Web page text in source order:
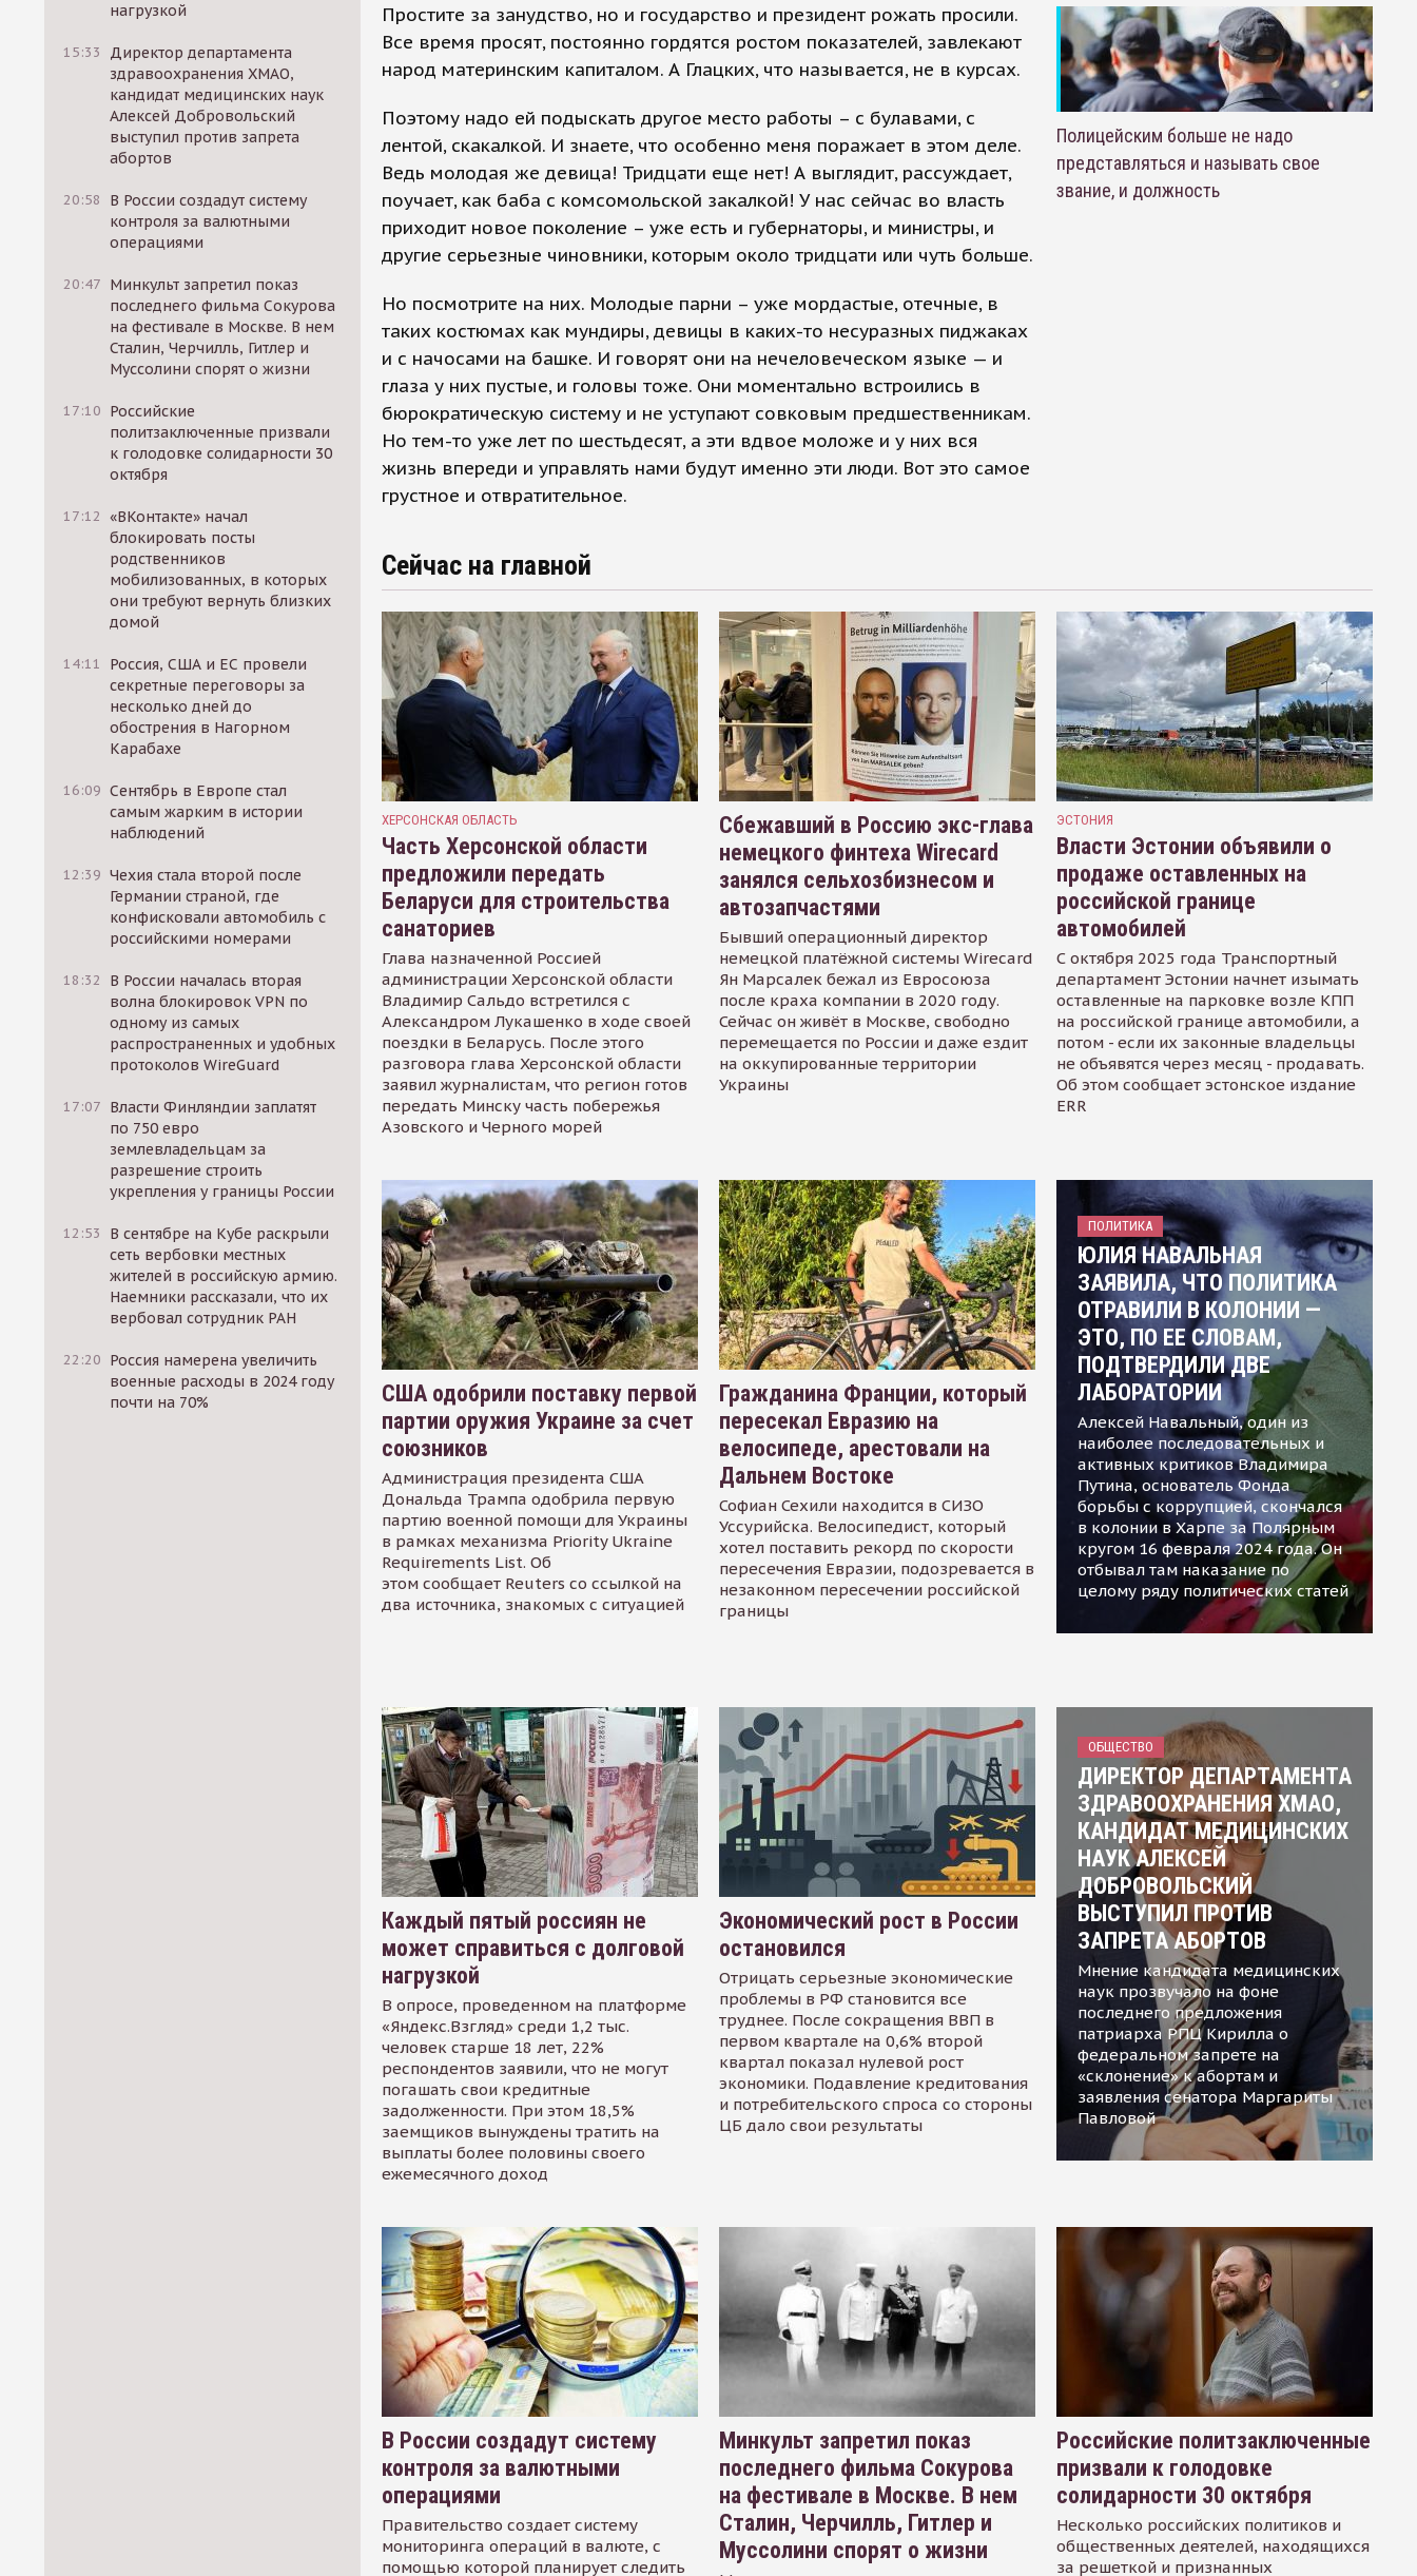
нагрузкой
15:33
Директор департамента
здравоохранения ХМАО,
кандидат медицинских наук
Алексей Добровольский
выступил против запрета
абортов
20:58
В России создадут систему
контроля за валютными
операциями
20:47 Минкульт запретил показ
последнего фильма Сокурова
на фестивале в Москве. В нем
Сталин, Черчилль, Гитлер и
Муссолини спорят о жизни
17:10 Российские
политзаключенные призвали
к голодовке солидарности 30
октября
17:12 «ВКонтакте» начал
блокировать посты
родственников
мобилизованных, в которых
они требуют вернуть близких
домой
14:11
Россия, США и ЕС провели
секретные переговоры за
несколько дней до
обострения в Нагорном
Карабахе
16:09 Сентябрь в Европе стал
самым жарким в истории
наблюдений
12:39 Чехия стала второй после
Германии страной, где
конфисковали автомобиль с
российскими номерами
18:32
В России началась вторая
волна блокировок VPN по
одному из самых
распространенных и удобных
протоколов WireGuard
17:07 Власти Финляндии заплатят
по 750 евро
землевладельцам за
разрешение строить
укрепления у границы России
12:53
В сентябре на Кубе раскрыли
сеть вербовки местных
жителей в российскую армию.
Наемники рассказали, что их
вербовал сотрудник РАН
22:20 Россия намерена увеличить
военные расходы в 2024 году
почти на 70%
Простите за занудство, но и государство и президент рожать просили.
Все время просят, постоянно гордятся ростом показателей, завлекают
народ материнским капиталом. А Глацких, что называется, не в курсах.
Поэтому надо ей подыскать другое место работы – с булавами, с
лентой, скакалкой. И знаете, что особенно меня поражает в этом деле.
Ведь молодая же девица! Тридцати еще нет! А выглядит, рассуждает,
поучает, как баба с комсомольской закалкой! У нас сейчас во власть
приходит новое поколение – уже есть и губернаторы, и министры, и
другие серьезные чиновники, которым около тридцати или чуть больше.
Но посмотрите на них. Молодые парни – уже мордастые, отечные, в
таких костюмах как мундиры, девицы в каких-то несуразных пиджаках
и с начосами на башке. И говорят они на нечеловеческом языке — и
глаза у них пустые, и головы тоже. Они моментально встроились в
бюрократическую систему и не уступают совковым предшественникам.
Но тем-то уже лет по шестьдесят, а эти вдвое моложе и у них вся
жизнь впереди и управлять нами будут именно эти люди. Вот это самое
грустное и отвратительное.
Полицейским больше не надо
представляться и называть свое
звание, и должность
Сейчас на главной
ХЕРСОНСКАЯ ОБЛАСТЬ
Часть Херсонской области
предложили передать
Беларуси для строительства
санаториев
Глава назначенной Россией
администрации Херсонской области
Владимир Сальдо встретился с
Александром Лукашенко в ходе своей
поездки в Беларусь. После этого
разговора глава Херсонской области
заявил журналистам, что регион готов
передать Минску часть побережья
Азовского и Черного морей
Сбежавший в Россию экс-глава
немецкого финтеха Wirecard
занялся сельхозбизнесом и
автозапчастями
Бывший операционный директор
немецкой платёжной системы Wirecard
Ян Марсалек бежал из Евросоюза
после краха компании в 2020 году.
Сейчас он живёт в Москве, свободно
перемещается по России и даже ездит
на оккупированные территории
Украины
ЭСТОНИЯ
Власти Эстонии объявили о
продаже оставленных на
российской границе
автомобилей
С октября 2025 года Транспортный
департамент Эстонии начнет изымать
оставленные на парковке возле КПП
на российской границе автомобили, а
потом - если их законные владельцы
не объявятся через месяц - продавать.
Об этом сообщает эстонское издание
ERR
США одобрили поставку первой
партии оружия Украине за счет
союзников
Администрация президента США
Дональда Трампа одобрила первую
партию военной помощи для Украины
в рамках механизма Priority Ukraine
Requirements List. Об
этом сообщает Reuters со ссылкой на
два источника, знакомых с ситуацией
Гражданина Франции, который
пересекал Евразию на
велосипеде, арестовали на
Дальнем Востоке
Софиан Сехили находится в СИЗО
Уссурийска. Велосипедист, который
хотел поставить рекорд по скорости
пересечения Евразии, подозревается в
незаконном пересечении российской
границы
ПОЛИТИКА
ЮЛИЯ НАВАЛЬНАЯ
ЗАЯВИЛА, ЧТО ПОЛИТИКА
ОТРАВИЛИ В КОЛОНИИ —
ЭТО, ПО ЕЕ СЛОВАМ,
ПОДТВЕРДИЛИ ДВЕ
ЛАБОРАТОРИИ
Алексей Навальный, один из
наиболее последовательных и
активных критиков Владимира
Путина, основатель Фонда
борьбы с коррупцией, скончался
в колонии в Харпе за Полярным
кругом 16 февраля 2024 года. Он
отбывал там наказание по
целому ряду политических статей
Каждый пятый россиян не
может справиться с долговой
нагрузкой
В опросе, проведенном на платформе
«Яндекс.Взгляд» среди 1,2 тыс.
человек старше 18 лет, 22%
респондентов заявили, что не могут
погашать свои кредитные
задолженности. При этом 18,5%
заемщиков вынуждены тратить на
выплаты более половины своего
ежемесячного доход
Экономический рост в России
остановился
Отрицать серьезные экономические
проблемы в РФ становится все
труднее. После сокращения ВВП в
первом квартале на 0,6% второй
квартал показал нулевой рост
экономики. Подавление кредитования
и потребительского спроса со стороны
ЦБ дало свои результаты
ОБЩЕСТВО
ДИРЕКТОР ДЕПАРТАМЕНТА
ЗДРАВООХРАНЕНИЯ ХМАО,
КАНДИДАТ МЕДИЦИНСКИХ
НАУК АЛЕКСЕЙ
ДОБРОВОЛЬСКИЙ
ВЫСТУПИЛ ПРОТИВ
ЗАПРЕТА АБОРТОВ
Мнение кандидата медицинских
наук прозвучало на фоне
последнего предложения
патриарха РПЦ Кирилла о
федеральном запрете на
«склонение» к абортам и
заявления сенатора Маргариты
Павловой
В России создадут систему
контроля за валютными
операциями
Правительство создает систему
мониторинга операций в валюте, с
помощью которой планирует следить
Минкульт запретил показ
последнего фильма Сокурова
на фестивале в Москве. В нем
Сталин, Черчилль, Гитлер и
Муссолини спорят о жизни
Российские политзаключенные
призвали к голодовке
солидарности 30 октября
Несколько российских политиков и
общественных деятелей, находящихся
за решеткой и признанных